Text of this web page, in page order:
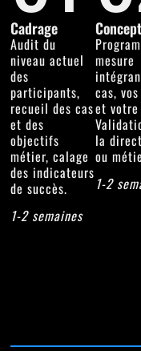
Cadrage
Audit du
niveau actuel
des
participants,
recueil des cas
et des
objectifs
métier, calage
des indicateurs
de succès.
1-2 semaines
mesure
cas,
et
la
ou
1-2